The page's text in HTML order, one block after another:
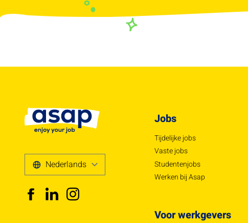
Jobs
Tijdelijke jobs
Vaste jobs
Studentenjobs
Werken bij Asap
Voor werkgevers